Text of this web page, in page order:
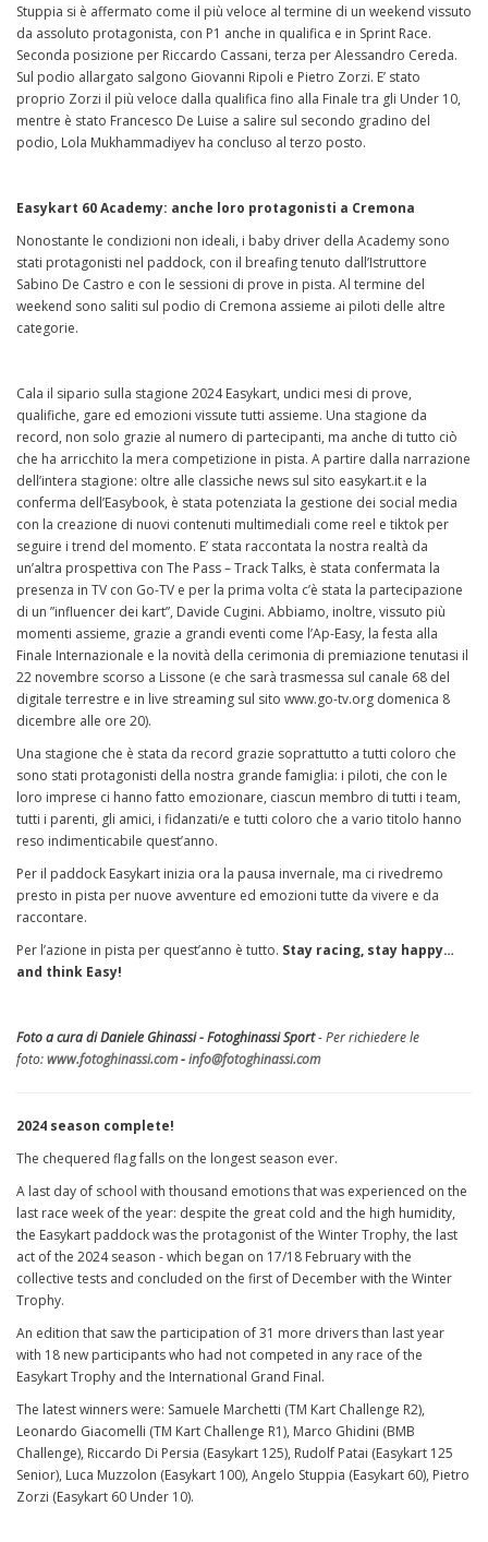
Stuppia si è affermato come il più veloce al termine di un weekend vissuto
da assoluto protagonista, con P1 anche in qualifica e in Sprint Race.
Seconda posizione per Riccardo Cassani, terza per Alessandro Cereda.
Sul podio allargato salgono Giovanni Ripoli e Pietro Zorzi. E’ stato
proprio Zorzi il più veloce dalla qualifica fino alla Finale tra gli Under 10,
mentre è stato Francesco De Luise a salire sul secondo gradino del
podio, Lola Mukhammadiyev ha concluso al terzo posto.
Easykart 60 Academy: anche loro protagonisti a Cremona
Nonostante le condizioni non ideali, i baby driver della Academy sono
stati protagonisti nel paddock, con il breafing tenuto dall’Istruttore
Sabino De Castro e con le sessioni di prove in pista. Al termine del
weekend sono saliti sul podio di Cremona assieme ai piloti delle altre
categorie.
Cala il sipario sulla stagione 2024 Easykart, undici mesi di prove,
qualifiche, gare ed emozioni vissute tutti assieme. Una stagione da
record, non solo grazie al numero di partecipanti, ma anche di tutto ciò
che ha arricchito la mera competizione in pista. A partire dalla narrazione
dell’intera stagione: oltre alle classiche news sul sito easykart.it e la
conferma dell’Easybook, è stata potenziata la gestione dei social media
con la creazione di nuovi contenuti multimediali come reel e tiktok per
seguire i trend del momento. E’ stata raccontata la nostra realtà da
un’altra prospettiva con The Pass – Track Talks, è stata confermata la
presenza in TV con Go-TV e per la prima volta c’è stata la partecipazione
di un ”influencer dei kart”, Davide Cugini. Abbiamo, inoltre, vissuto più
momenti assieme, grazie a grandi eventi come l’Ap-Easy, la festa alla
Finale Internazionale e la novità della cerimonia di premiazione tenutasi il
22 novembre scorso a Lissone (e che sarà trasmessa sul canale 68 del
digitale terrestre e in live streaming sul sito www.go-tv.org domenica 8
dicembre alle ore 20).
Una stagione che è stata da record grazie soprattutto a tutti coloro che
sono stati protagonisti della nostra grande famiglia: i piloti, che con le
loro imprese ci hanno fatto emozionare, ciascun membro di tutti i team,
tutti i parenti, gli amici, i fidanzati/e e tutti coloro che a vario titolo hanno
reso indimenticabile quest’anno.
Per il paddock Easykart inizia ora la pausa invernale, ma ci rivedremo
presto in pista per nuove avventure ed emozioni tutte da vivere e da
raccontare.
Per l’azione in pista per quest’anno è tutto. Stay racing, stay happy…
and think Easy!
Foto a cura di Daniele Ghinassi - Fotoghinassi Sport- Per richiedere le
foto:www.fotoghinassi.com-info@fotoghinassi.com
2024 season complete!
The chequered flag falls on the longest season ever.
A last day of school with thousand emotions that was experienced on the
last race week of the year: despite the great cold and the high humidity,
the Easykart paddock was the protagonist of the Winter Trophy, the last
act of the 2024 season - which began on 17/18 February with the
collective tests and concluded on the first of December with the Winter
Trophy.
An edition that saw the participation of 31 more drivers than last year
with 18 new participants who had not competed in any race of the
Easykart Trophy and the International Grand Final.
The latest winners were: Samuele Marchetti (TM Kart Challenge R2),
Leonardo Giacomelli (TM Kart Challenge R1), Marco Ghidini (BMB
Challenge), Riccardo Di Persia (Easykart 125), Rudolf Patai (Easykart 125
Senior), Luca Muzzolon (Easykart 100), Angelo Stuppia (Easykart 60), Pietro
Zorzi (Easykart 60 Under 10).